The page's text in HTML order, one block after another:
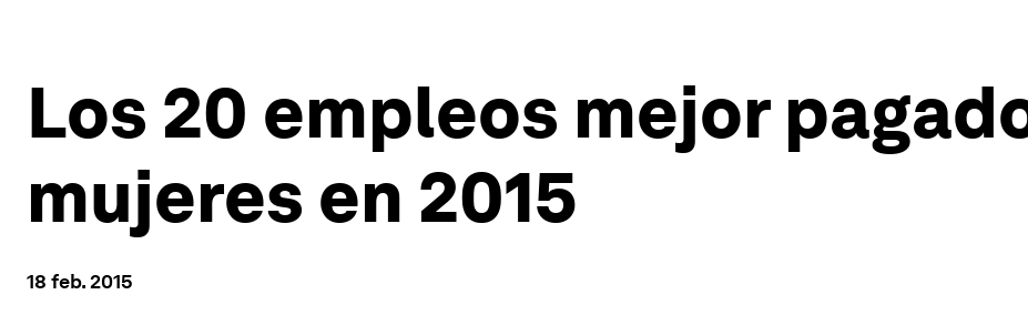
Los 20 empleos mejor
mujeres en 2015
18 feb. 2015